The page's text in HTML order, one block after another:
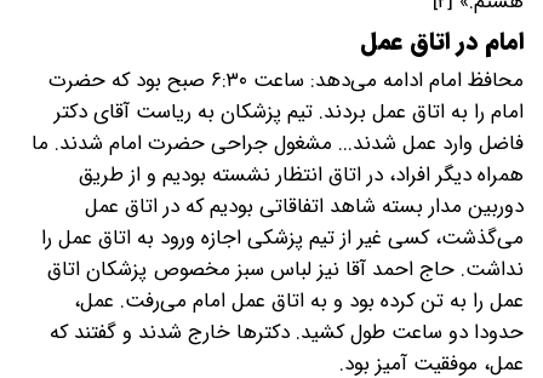
امام در اتاق عمل
محافظ امام ادامه می‌دهد: ساعت ۶:۳۰ صبح بود که حضرت
امام را به اتاق عمل بردند. تیم پزشکان به ریاست آقای دکتر
فاضل وارد عمل شدند... مشغول جراحی حضرت امام شدند. ما
همراه دیگر افراد، در اتاق انتظار نشسته بودیم و از طریق
دوربین مدار بسته شاهد اتفاقاتی بودیم که در اتاق عمل
می‌گذشت، کسی غیر از تیم پزشکی اجازه ورود به اتاق عمل را
نداشت. حاج احمد آقا نیز لباس سبز مخصوص پزشکان اتاق
عمل را به تن کرده بود و به اتاق عمل امام می‌رفت. عمل،
حدودا دو ساعت طول کشید. دکتر‌ها خارج شدند و گفتند که
عمل، موفقیت آمیز بود.